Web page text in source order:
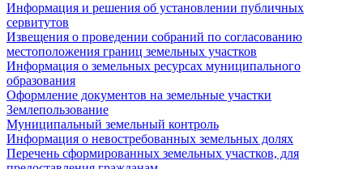
Информация и решения об установлении публичных
сервитутов
Извещения о проведении собраний по согласованию
местоположения границ земельных участков
Информация о земельных ресурсах муниципального
образования
Оформление документов на земельные участки
Землепользование
Муниципальный земельный контроль
Информация о невостребованных земельных долях
Перечень сформированных земельных участков, для